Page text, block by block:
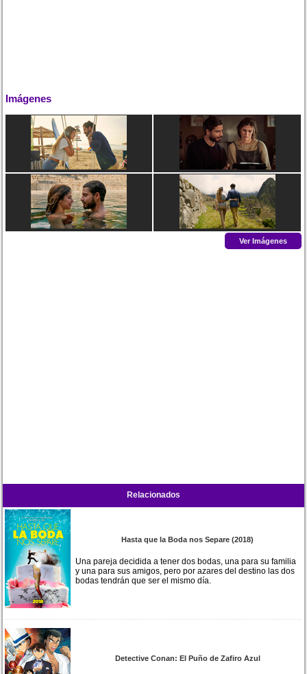
Imágenes
Ver Imágenes
Relacionados
Hasta que la Boda nos Separe (2018)
Una pareja decidida a tener dos bodas, una para su familia
y una para sus amigos, pero por azares del destino las dos
bodas tendrán que ser el mismo día.
Detective Conan: El Puño de Zafiro Azul